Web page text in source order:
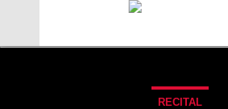
RECITAL